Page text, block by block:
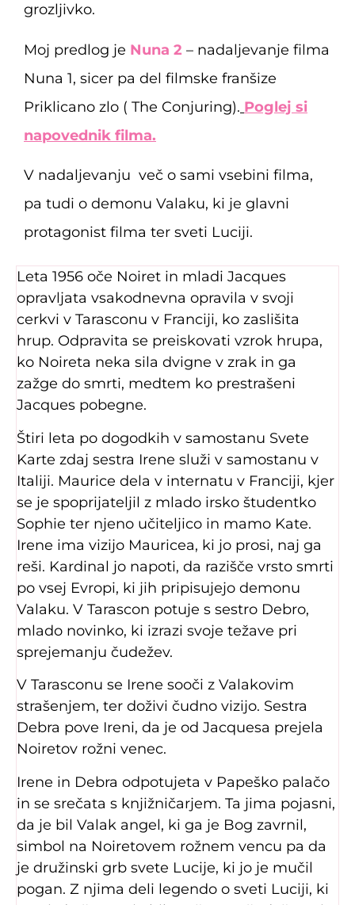
grozljivko.
Moj predlog je Nuna 2 – nadaljevanje filma
Nuna 1, sicer pa del filmske franšize
Priklicano zlo ( The Conjuring). Poglej si
napovednik filma.
V nadaljevanju več o sami vsebini filma,
pa tudi o demonu Valaku, ki je glavni
protagonist filma ter sveti Luciji.
Leta 1956 oče Noiret in mladi Jacques
opravljata vsakodnevna opravila v svoji
cerkvi v Tarasconu v Franciji, ko zaslišita
hrup. Odpravita se preiskovati vzrok hrupa,
ko Noireta neka sila dvigne v zrak in ga
zažge do smrti, medtem ko prestrašeni
Jacques pobegne.
Štiri leta po dogodkih v samostanu Svete
Karte zdaj sestra Irene služi v samostanu v
Italiji. Maurice dela v internatu v Franciji, kjer
se je spoprijateljil z mlado irsko študentko
Sophie ter njeno učiteljico in mamo Kate.
Irene ima vizijo Mauricea, ki jo prosi, naj ga
reši. Kardinal jo napoti, da razišče vrsto smrti
po vsej Evropi, ki jih pripisujejo demonu
Valaku. V Tarascon potuje s sestro Debro,
mlado novinko, ki izrazi svoje težave pri
sprejemanju čudežev.
V Tarasconu se Irene sooči z Valakovim
strašenjem, ter doživi čudno vizijo. Sestra
Debra pove Ireni, da je od Jacquesa prejela
Noiretov rožni venec.
Irene in Debra odpotujeta v Papeško palačo
in se srečata s knjižničarjem. Ta jima pojasni,
da je bil Valak angel, ki ga je Bog zavrnil,
simbol na Noiretovem rožnem vencu pa da
je družinski grb svete Lucije, ki jo je mučil
pogan. Z njima deli legendo o sveti Luciji, ki